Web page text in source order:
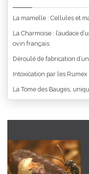
La mamelle : Cellules et
La Charmoise : l’audace
ovin français
Déroulé de fabrication
Intoxication par les Rumex
La Tome des Bauges,